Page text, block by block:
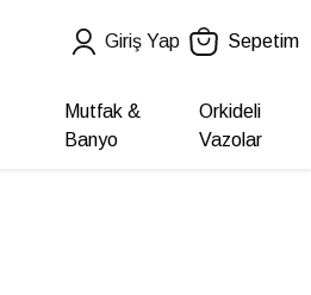
Giriş Yap Sepetim
Mutfak &
Banyo
Orkideli
Vazolar